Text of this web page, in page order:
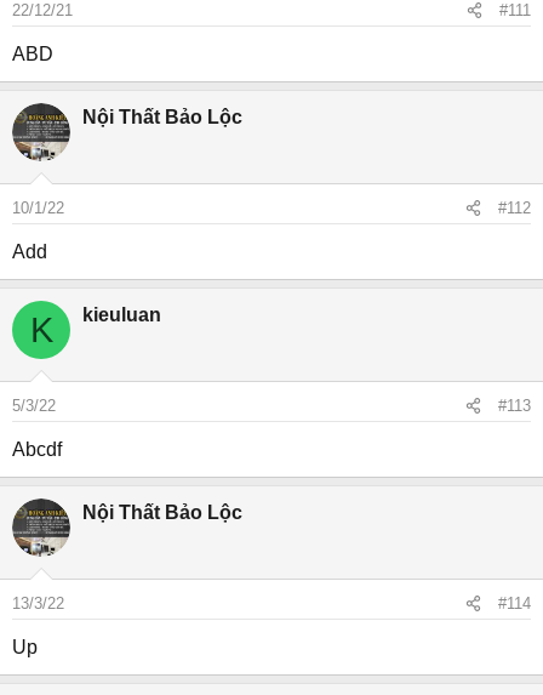
22/12/21 #111
ABD
Nội Thất Bảo Lộc
10/1/22 #112
Add
K kieuluan
5/3/22 #113
Abcdf
Nội Thất Bảo Lộc
13/3/22 #114
Up